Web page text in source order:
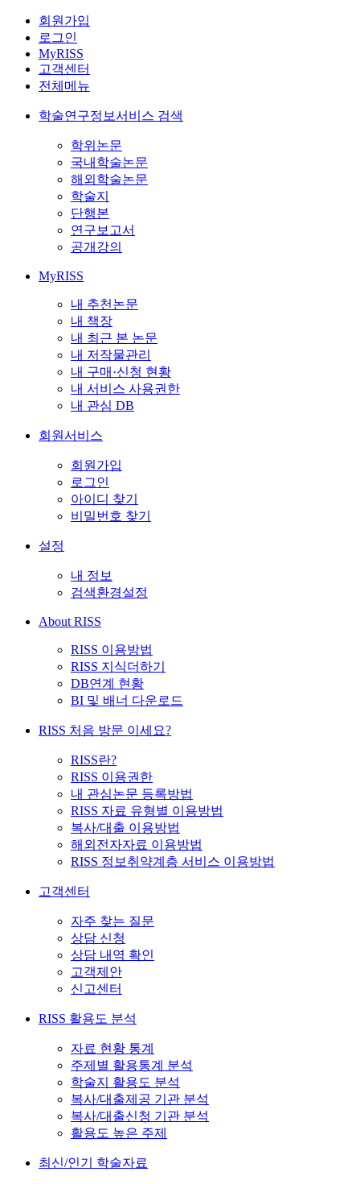
회원가입
로그인
MyRISS
고객센터
전체메뉴
학술연구정보서비스 검색
학위논문
국내학술논문
해외학술논문
학술지
단행본
연구보고서
공개강의
MyRISS
내 추천논문
내 책장
내 최근 본 논문
내 저작물관리
내 구매·신청 현황
내 서비스 사용권한
내 관심 DB
회원서비스
회원가입
로그인
아이디 찾기
비밀번호 찾기
설정
내 정보
검색환경설정
About RISS
RISS 이용방법
RISS 지식더하기
DB연계 현황
BI 및 배너 다운로드
RISS 처음 방문 이세요?
RISS란?
RISS 이용권한
내 관심논문 등록방법
RISS 자료 유형별 이용방법
복사/대출 이용방법
해외전자자료 이용방법
RISS 정보취약계층 서비스 이용방법
고객센터
자주 찾는 질문
상담 신청
상담 내역 확인
고객제안
신고센터
RISS 활용도 분석
자료 현황 통계
주제별 활용통계 분석
학술지 활용도 분석
복사/대출제공 기관 분석
복사/대출신청 기관 분석
활용도 높은 주제
최신/인기 학술자료